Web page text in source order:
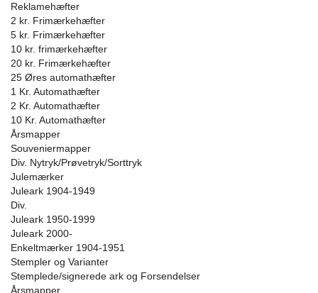
Reklamehæfter
2 kr. Frimærkehæfter
5 kr. Frimærkehæfter
10 kr. frimærkehæfter
20 kr. Frimærkehæfter
25 Øres automathæfter
1 Kr. Automathæfter
2 Kr. Automathæfter
10 Kr. Automathæfter
Årsmapper
Souveniermapper
Div. Nytryk/Prøvetryk/Sorttryk
Julemærker
Juleark 1904-1949
Div.
Juleark 1950-1999
Juleark 2000-
Enkeltmærker 1904-1951
Stempler og Varianter
Stemplede/signerede ark og Forsendelser
Årsmapper